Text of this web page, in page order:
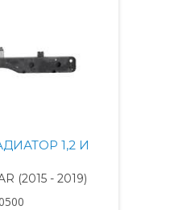
1,2 И
(2015 - 2019)